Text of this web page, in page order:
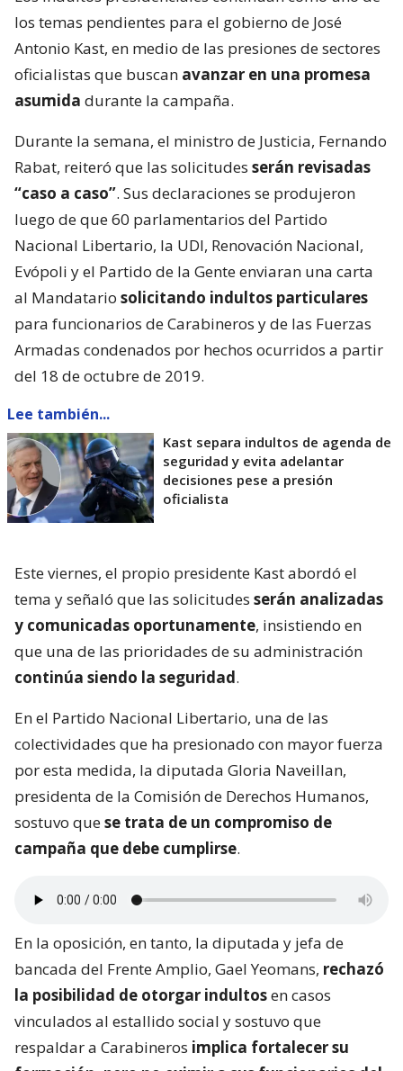
los temas pendientes para el gobierno de José
Antonio Kast, en medio de las presiones de sectores
oficialistas que buscan avanzar en una promesa
asumida durante la campaña.
Durante la semana, el ministro de Justicia, Fernando
Rabat, reiteró que las solicitudes serán revisadas
“caso a caso”. Sus declaraciones se produjeron
luego de que 60 parlamentarios del Partido
Nacional Libertario, la UDI, Renovación Nacional,
Evópoli y el Partido de la Gente enviaran una carta
al Mandatario solicitando indultos particulares
para funcionarios de Carabineros y de las Fuerzas
Armadas condenados por hechos ocurridos a partir
del 18 de octubre de 2019.
Lee también...
Kast separa indultos de agenda de
seguridad y evita adelantar
decisiones pese a presión
oficialista
Este viernes, el propio presidente Kast abordó el
tema y señaló que las solicitudes serán analizadas
y comunicadas oportunamente, insistiendo en
que una de las prioridades de su administración
continúa siendo la seguridad.
En el Partido Nacional Libertario, una de las
colectividades que ha presionado con mayor fuerza
por esta medida, la diputada Gloria Naveillan,
presidenta de la Comisión de Derechos Humanos,
sostuvo quese trata de un compromiso de
campaña que debe cumplirse.
En la oposición, en tanto, la diputada y jefa de
bancada del Frente Amplio, Gael Yeomans, rechazó
la posibilidad de otorgar indultosen casos
vinculados al estallido social y sostuvo que
respaldar a Carabineros implica fortalecer su